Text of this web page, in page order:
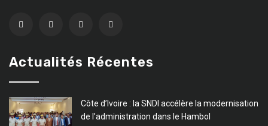
Actualités Récentes
Côte d’Ivoire : la SNDI accélère la modernisation
de l’administration dans le Hambol